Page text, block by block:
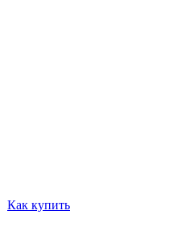
Как купить